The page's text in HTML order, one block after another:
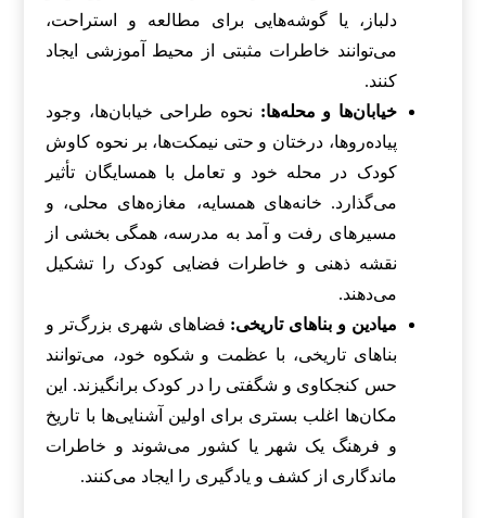
دلباز، یا گوشه‌هایی برای مطالعه و استراحت،
می‌توانند خاطرات مثبتی از محیط آموزشی ایجاد
کنند.
خیابان‌ها و محله‌ها: نحوه طراحی خیابان‌ها، وجود
پیاده‌روها، درختان و حتی نیمکت‌ها، بر نحوه کاوش
کودک در محله خود و تعامل با همسایگان تأثیر
می‌گذارد. خانه‌های همسایه، مغازه‌های محلی، و
مسیرهای رفت و آمد به مدرسه، همگی بخشی از
نقشه ذهنی و خاطرات فضایی کودک را تشکیل
می‌دهند.
میادین و بناهای تاریخی: فضاهای شهری بزرگ‌تر و
بناهای تاریخی، با عظمت و شکوه خود، می‌توانند
حس کنجکاوی و شگفتی را در کودک برانگیزند. این
مکان‌ها اغلب بستری برای اولین آشنایی‌ها با تاریخ
و فرهنگ یک شهر یا کشور می‌شوند و خاطرات
ماندگاری از کشف و یادگیری را ایجاد می‌کنند.